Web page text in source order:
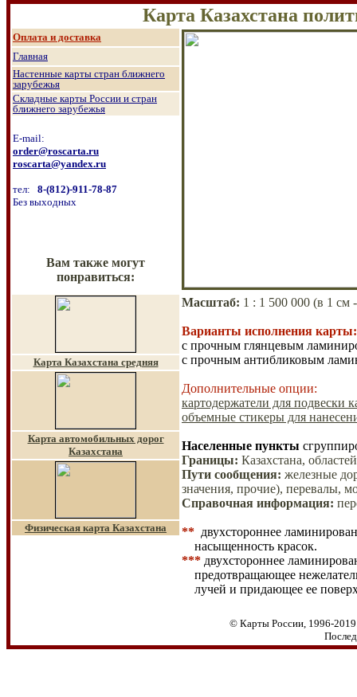
Карта Казахстана
Оплата и доставка
Главная
Настенные карты стран ближнего
зарубежья
Складные карты России и стран
ближнего зарубежья
E-mail:
order@roscarta.ru
roscarta@yandex.ru
тел: 8-(812)-911-78-87
Без выходных
Вам также могут
понравиться:
Масштаб: 1 : 1 500 000 (в 1 см
Варианты исполнения карты:
с прочным глянцевым
с прочным антибликовым
Дополнительные опции:
картодержатели для подвески
объемные стикеры для
Населенные пункты
Границы: Казахстана,
Пути сообщения: железные
значения, прочие), перевалы,
Справочная информация:
** двухстороннее
насыщенность красок.
*** двухстороннее
предотвращающее
лучей и придающее ее
Карта Казахстана средняя
Карта автомобильных дорог
Казахстана
Физическая карта Казахстана
© Карты России, 1996-